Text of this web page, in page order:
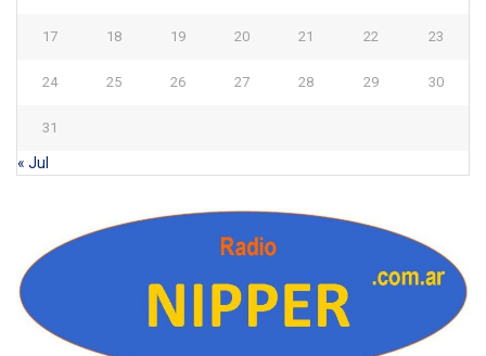
17 18 19 20 21 22 23
24 25 26 27 28 29 30
31
« Jul